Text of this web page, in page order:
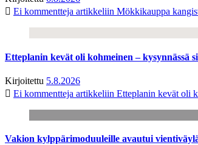
Ei kommentteja artikkeliin Mökkikauppa
Etteplanin kevät oli kohmeinen – kysynnässä
Kirjoitettu 5.8.2026
Ei kommentteja artikkeliin Etteplanin kevät oli
Vakion kylppärimoduuleille avautui